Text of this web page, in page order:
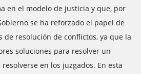
en el modelo de justicia y que, por
se ha reforzado el papel de
de resolución de conflictos, ya que la
soluciones para resolver un
en los juzgados. En esta